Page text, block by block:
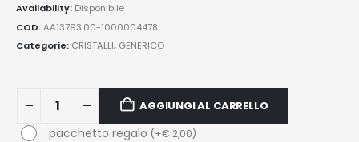
Availability: Disponibile
COD:AA13793.00-1000004478
Categorie: CRISTALLI, GENERICO
AGGIUNGI AL CARRELLO
pacchetto regalo (+€2,00)